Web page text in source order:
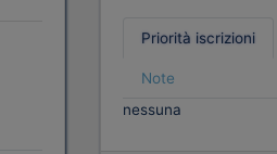
Priorità iscrizioni
Note
nessuna